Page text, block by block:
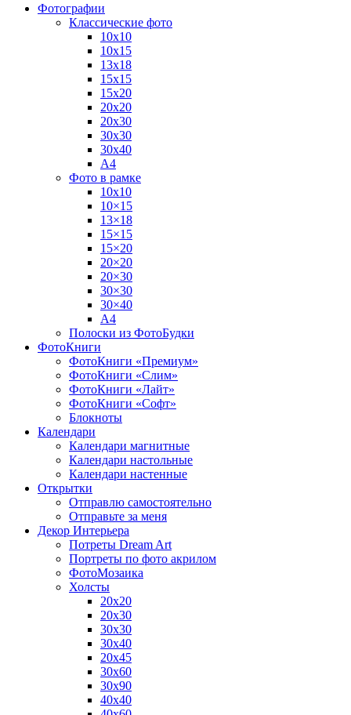
Фотографии
Классические фото
10х10
10х15
13х18
15х15
15х20
20х20
20х30
30х30
30х40
А4
Фото в рамке
10х10
10×15
13×18
15×15
15×20
20×20
20×30
30×30
30×40
A4
Полоски из ФотоБудки
ФотоКниги
ФотоКниги «Премиум»
ФотоКниги «Слим»
ФотоКниги «Лайт»
ФотоКниги «Софт»
Блокноты
Календари
Календари магнитные
Календари настольные
Календари настенные
Открытки
Отправлю самостоятельно
Отправьте за меня
Декор Интерьера
Потреты Dream Art
Портреты по фото акрилом
ФотоМозаика
Холсты
20х20
20х30
30х30
30х40
20х45
30х60
30х90
40х40